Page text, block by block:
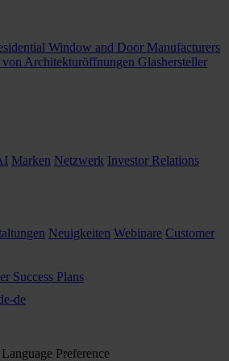
Window and Door Manufacturers
Architekturöffnungen Glashersteller
Marken Netzwerk Investor Relations
Neuigkeiten Webinare Customer
Success Plans
de
Preference